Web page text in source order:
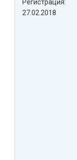
Регистрация:
27.02.2018